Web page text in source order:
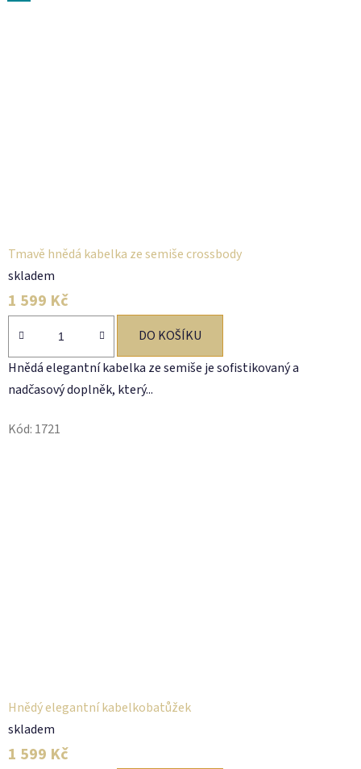
Tmavě hnědá kabelka ze semiše crossbody
skladem
1 599 Kč
DO KOŠÍKU
Hnědá elegantní kabelka ze semiše je sofistikovaný a
nadčasový doplněk, který...
Kód: 1721
Hnědý elegantní kabelkobatůžek
skladem
1 599 Kč